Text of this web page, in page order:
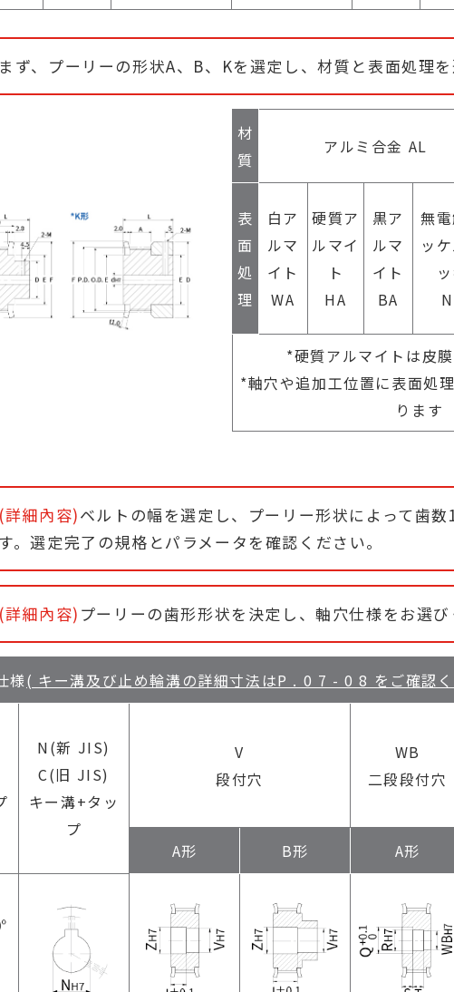
まず、プーリーの形状A、B、Kを選定し、材質と表面処理を
材
質
アルミ合金 AL
表
面
処
理
白ア
ルマ
イト
WA
硬質ア
ルマイ
ト
HA
黒ア
ルマ
イト
BA
無
ッ
*硬質アルマイトは皮
*軸穴や追加工位置に表面処
ります
(詳細內容)ベルトの幅を選定し、プーリー形状によって歯数
す。選定完了の規格とパラメータを確認ください。
(詳細內容) プーリーの歯形形状を決定し、軸穴仕様をお選び
様( キー溝及び止め輪溝の詳細寸法はP . 0 7 - 0 8 をご確認
N(新 JIS)
C(旧 JIS)
キー溝+タッ
プ
V
段付穴
WB
二段段付穴
A形 B形 A形